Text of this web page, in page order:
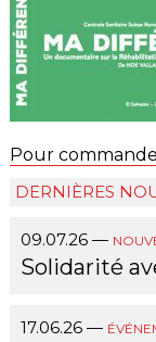
Pour
DERNIÈRES
09.07.26 —
Solidarité
17.06.26 —